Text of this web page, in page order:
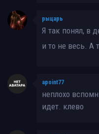
рыцарь
Я так понял, в
и то не весь. А
apoint77
неплохо
идет. клево